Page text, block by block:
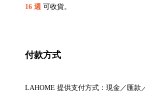
16 週 可收貨。
付款方式
LAHOME 提供支付方式：現金／匯款